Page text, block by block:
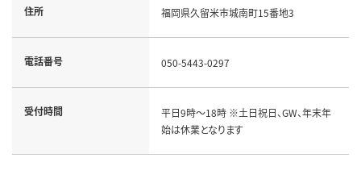
住所 福岡県久留米市城南町15番地3
電話番号 050-5443-0297
受付時間
平日9時～18時 ※土日祝日、GW、年末年
始は休業となります